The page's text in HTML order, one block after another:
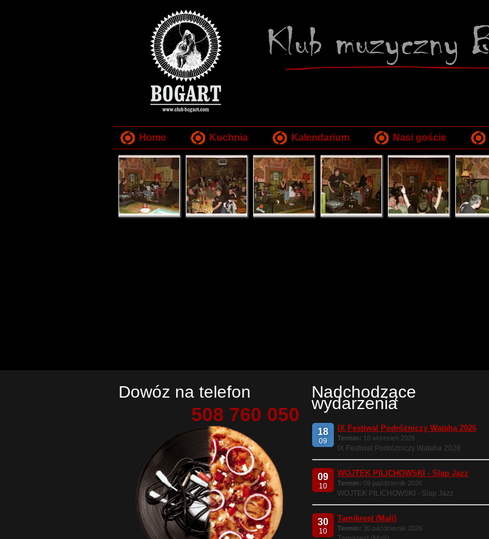
Home Kuchnia Kalendarium Nasi goście
Dowóz na telefon
508 760 050
Nadchodzące
wydarzenia
18
09
IX Festiwal Podróżniczy Wataha 2026
Termin: 18 wrzesień 2026
IX Festiwal Podróżniczy Wataha 2026
09
10
WOJTEK PILICHOWSKI - Slap Jazz
Termin: 09 październik 2026
WOJTEK PILICHOWSKI - Slap Jazz
30
10
Tamikrest (Mali)
Termin: 30 październik 2026